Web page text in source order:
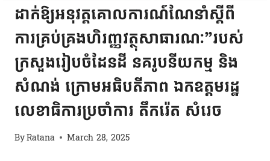
ដាក់ឱ្យអនុវត្តគោលការណ៍ណែនាំស្តីពី
ការគ្រប់គ្រងហិរញ្ញវត្ថុសាធារណៈ”របស់
ក្រសួងរៀបចំដែនដី នគរូបនីយកម្ម និង
សំណង់ ក្រោមអធិបតីភាព ឯកឧត្តមរដ្ឋ
លេខាធិការប្រចាំការ តឹករ៉េត សំរេច
ByRatana March 28, 2025